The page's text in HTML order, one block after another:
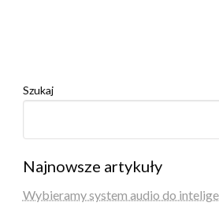
Szukaj
Najnowsze artykuły
Wybieramy system audio do